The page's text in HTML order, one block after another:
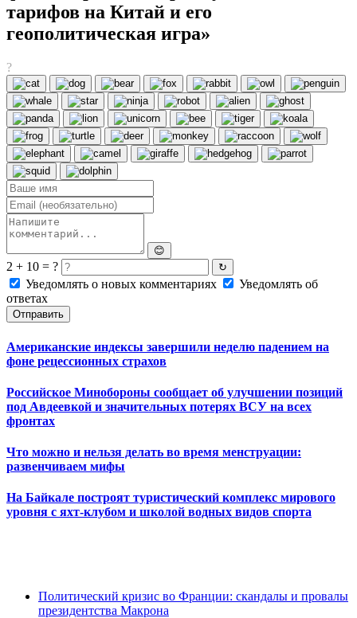
тарифов на Китай и его
геополитическая игра»
?
😊
2 + 10 = ? ↻
Уведомлять о новых комментариях
Уведомлять об
ответах
Отправить
Американские индексы завершили неделю падением на
фоне рецессионных страхов
Российское Минобороны сообщает об улучшении позиций
под Авдеевкой и значительных потерях ВСУ на всех
фронтах
Что можно и нельзя делать во время менструации:
развенчиваем мифы
На Байкале построят туристический комплекс мирового
уровня с яхт-клубом и школой водных видов спорта
Политический кризис во Франции: скандалы и провалы
президентства Макрона